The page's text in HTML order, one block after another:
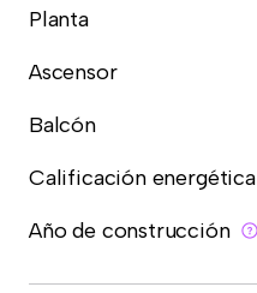
Planta
Ascensor
Balcón
Calificación energética
Año de construcción